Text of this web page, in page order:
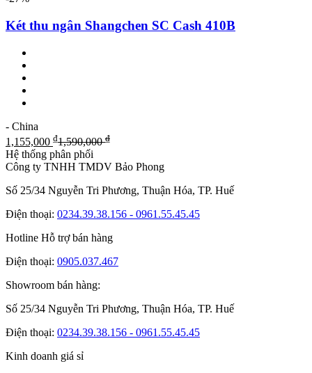
Két thu ngân Shangchen SC Cash 410B
- China
1,155,000 ₫1,590,000₫
Hệ thống phân phối
Công ty TNHH TMDV Bảo Phong
Số 25/34 Nguyễn Tri Phương, Thuận Hóa, TP. Huế
Điện thoại: 0234.39.38.156 - 0961.55.45.45
Hotline Hỗ trợ bán hàng
Điện thoại: 0905.037.467
Showroom bán hàng:
Số 25/34 Nguyễn Tri Phương, Thuận Hóa, TP. Huế
Điện thoại: 0234.39.38.156 - 0961.55.45.45
Kinh doanh giá sỉ